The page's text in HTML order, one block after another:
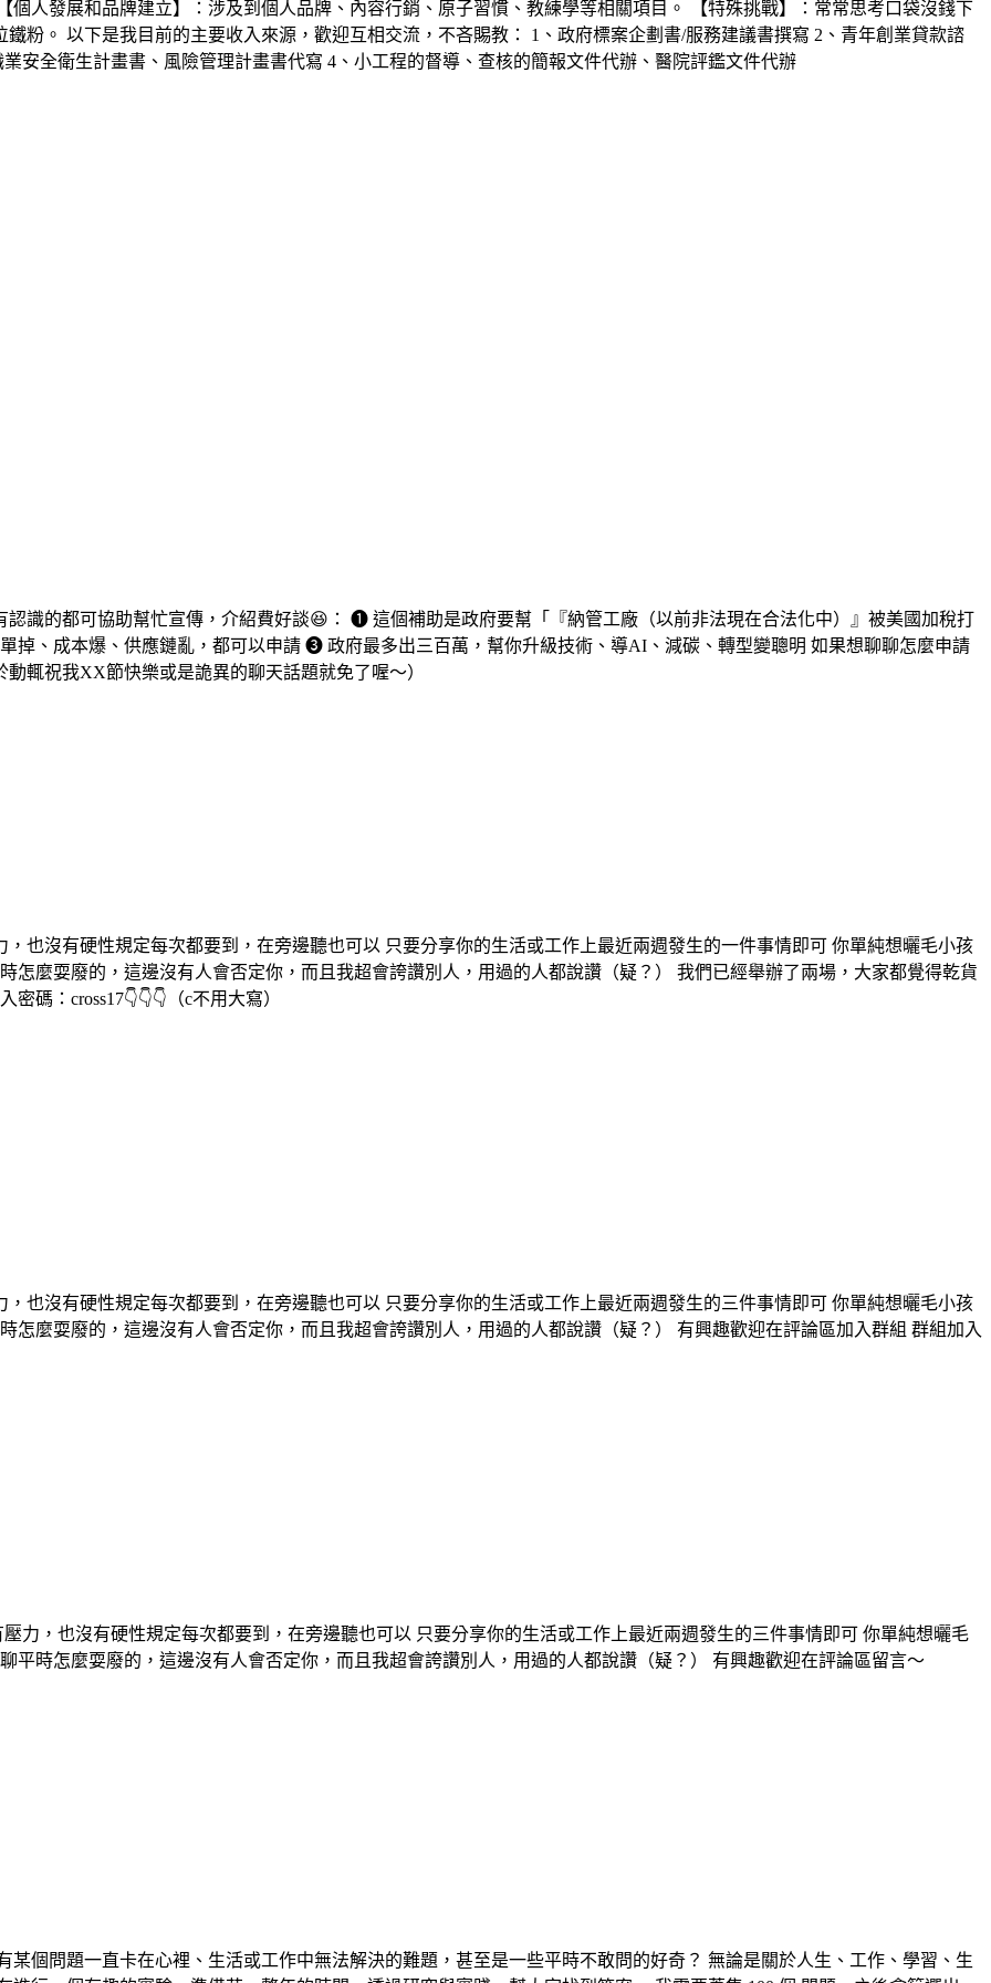
人發展和品牌建立】：涉及到個人品牌、內容行銷、原子習慣、教練學等相關項目。 【特殊挑戰】：常常思考口袋沒錢下
粉。 以下是我目前的主要收入來源，歡迎互相交流，不吝賜教： 1、政府標案企劃書/服務建議書撰寫 2、青年創業貸款諮
安全衛生計畫書、風險管理計畫書代寫 4、小工程的督導、查核的簡報文件代辦、醫院評鑑文件代辦
識的都可協助幫忙宣傳，介紹費好談😆： ➊ 這個補助是政府要幫「『納管工廠（以前非法現在合法化中）』被美國加稅打
掉、成本爆、供應鏈亂，都可以申請 ➌ 政府最多出三百萬，幫你升級技術、導AI、減碳、轉型變聰明 如果想聊聊怎麼申請
輒祝我XX節快樂或是詭異的聊天話題就免了喔～）
也沒有硬性規定每次都要到，在旁邊聽也可以 只要分享你的生活或工作上最近兩週發生的一件事情即可 你單純想曬毛小孩
怎麼耍廢的，這邊沒有人會否定你，而且我超會誇讚別人，用過的人都說讚（疑？） 我們已經舉辦了兩場，大家都覺得乾貨
碼：cross17👇👇👇（c不用大寫）
也沒有硬性規定每次都要到，在旁邊聽也可以 只要分享你的生活或工作上最近兩週發生的三件事情即可 你單純想曬毛小孩
怎麼耍廢的，這邊沒有人會否定你，而且我超會誇讚別人，用過的人都說讚（疑？） 有興趣歡迎在評論區加入群組 群組加入
力，也沒有硬性規定每次都要到，在旁邊聽也可以 只要分享你的生活或工作上最近兩週發生的三件事情即可 你單純想曬毛
平時怎麼耍廢的，這邊沒有人會否定你，而且我超會誇讚別人，用過的人都說讚（疑？） 有興趣歡迎在評論區留言～
個問題一直卡在心裡、生活或工作中無法解決的難題，甚至是一些平時不敢問的好奇？ 無論是關於人生、工作、學習、生